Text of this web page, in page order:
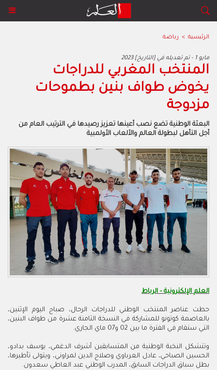
الرئيسية > رياضة
2023 مايو 1 - تم تعديله في [التاريخ]
المنتخب المغربي للدراجات
يخوض طواف بنين بطموحات
مزدوجة
البعثة الوطنية تضع نصب أعينها تعزيز رصيدها في الترتيب العام من
أجل التأهل لبطولة العالم والألعاب الأولمبية
العلم الإلكترونية - الرباط
حطت عناصر المنتخب الوطني للدراجات الرحال، صباح اليوم الإثنين،
بالعاصمة كوتونو للمشاركة في النسخة الثامنة عشرة من طواف البنين،
التي ستقام في الفترة ما بين 02 و07 ماي الجاري.
وتتشكل النخبة الوطنية من المتسابقين أشرف الدغمي، يوسف بدادو،
الحسين الصباحي، عادل العرباوي وصلاح الدين لمراوني، ويتولى تأطيرها،
بطل سباق الدراجات السابق، المدرب الوطني عبد العاطي سعدون.